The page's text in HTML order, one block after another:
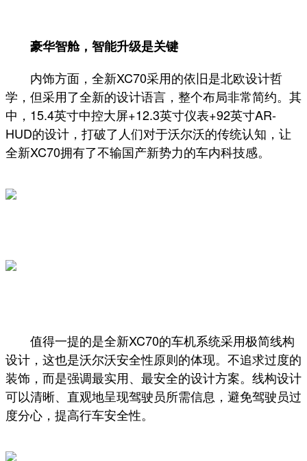
豪华智舱，智能升级是关键
内饰方面，全新XC70采用的依旧是北欧设计哲
学，但采用了全新的设计语言，整个布局非常简约。其
中，15.4英寸中控大屏+12.3英寸仪表+92英寸AR-
HUD的设计，打破了人们对于沃尔沃的传统认知，让
全新XC70拥有了不输国产新势力的车内科技感。
值得一提的是全新XC70的车机系统采用极简线构
设计，这也是沃尔沃安全性原则的体现。不追求过度的
装饰，而是强调最实用、最安全的设计方案。线构设计
可以清晰、直观地呈现驾驶员所需信息，避免驾驶员过
度分心，提高行车安全性。